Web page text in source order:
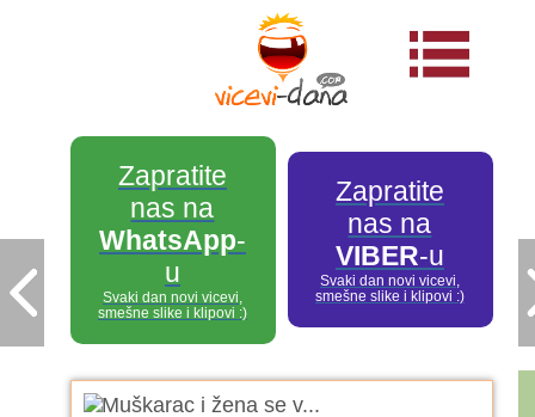
Zapratite
nas na
WhatsApp-
u
Svaki dan novi vicevi,
smešne slike i klipovi :)
Zapratite
nas na
VIBER-u
Svaki dan novi vicevi,
smešne slike i klipovi :)